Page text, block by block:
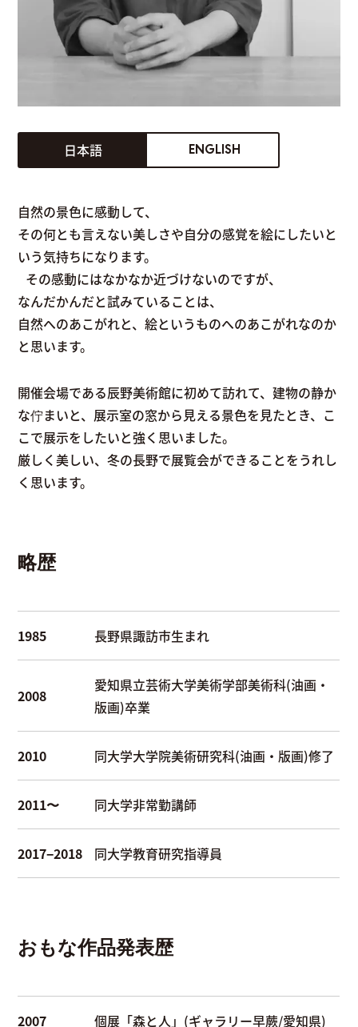
日本語 ENGLISH
自然の景色に感動して、
その何とも言えない美しさや自分の感覚を絵にしたいと
いう気持ちになります。
その感動にはなかなか近づけないのですが、
なんだかんだと試みていることは、
自然へのあこがれと、絵というものへのあこがれなのか
と思います。
開催会場である辰野美術館に初めて訪れて、建物の静か
な佇まいと、展示室の窓から見える景色を見たとき、こ
こで展示をしたいと強く思いました。
厳しく美しい、冬の長野で展覧会ができることをうれし
く思います。
略歴
1985 長野県諏訪市生まれ
2008
愛知県立芸術大学美術学部美術科(油画・
版画)卒業
2010 同大学大学院美術研究科(油画・版画)修了
2011〜 同大学非常勤講師
2017−2018 同大学教育研究指導員
おもな作品発表歴
2007 個展「森と人」(ギャラリー早蕨/愛知県)